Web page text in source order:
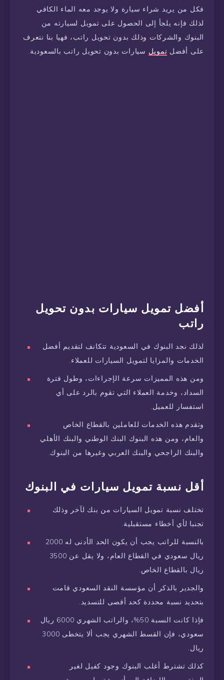
فكل من يريد شراء سيارة ولا يوجد معه الماء الكافي
لذلك فإنه يلجأ إلى الحصول على تمويل لسيارته من
البنوك والشركات وذلك بدون تحويل راتب، فهيا بنا نتعرف
على أفضل تمويل سيارات بدون تحويل راتب بالسعودية.
أفضل تمويل سيارات بدون تحويل
راتب
لذلك نجد البنوك في السعودية تتكانف لتقديم أفضل
الخدمات والمزايا لتمويل السيارات للعملاء.
ومن هذه المميزات سرعة الإجراءات، وطول فترة
السداد، وخدمة العملاء التي تقوم بالرد على أي
استفسار للعميل.
وتقدم هذه الخدمات للعاملين بالقطاع الخاص
والعام، ومن هذه البنوك البنك الوطني والبنك الأهلي
والبنك الراجحي والبنك العربي وغيرها من البنوك.
أقل نسبة تمويل سيارات في البنوك
تختلف نسبة تمويل السيارات من بنك لآخر وذلك
تجنبا لأي أخطاء مستقبلية.
بالنسبة للراتب يجب أن يكون الحد الأدنى له 2000
ريال سعودي في القطاع العام، ولا يقل عن 3500
ريال بالقطاع الخاص.
والجدير بالذكر أن مؤسسة النقد السعودي قامت
بتحديد نسبة محددة كحد أقصى للتسديد.
فإذا كانت النسبة 50%، والراتب الشهري 6000 ريال
سعودي، فإن القسط الشهري يجب ألا يتخطى 3000
ريال.
كذلك تشترط أغلب البنوك وجود كفيل لغير